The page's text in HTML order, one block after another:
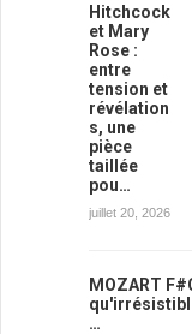
Hitchcock
et Mary
Rose :
entre
tension et
révélation
s, une
pièce
taillée
pou…
juillet 20, 2026
MOZART
…